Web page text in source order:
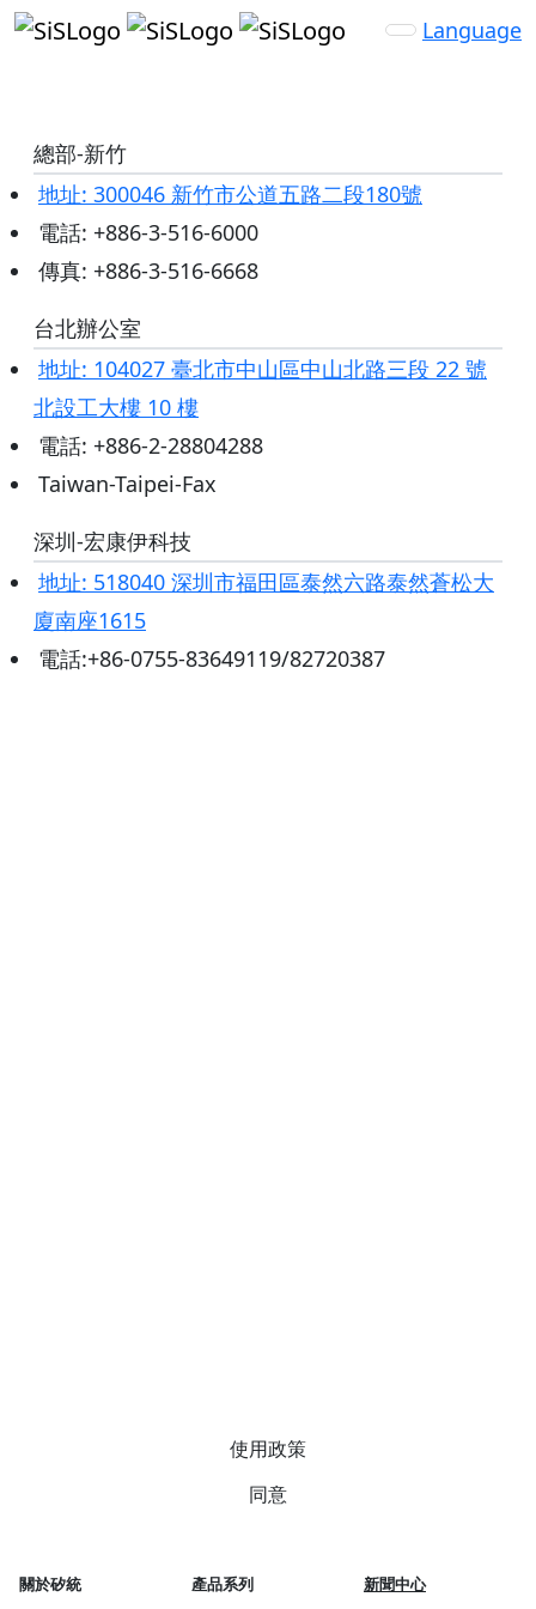
Language
總部-新竹
地址: 300046 新竹市公道五路二段180號
電話: +886-3-516-6000
傳真: +886-3-516-6668
台北辦公室
地址: 104027 臺北市中山區中山北路三段 22 號
北設工大樓 10 樓
電話: +886-2-28804288
Taiwan-Taipei-Fax
深圳-宏康伊科技
地址: 518040 深圳市福田區泰然六路泰然蒼松大
廈南座1615
電話:+86-0755-83649119/82720387
使用政策
同意
關於矽統 產品系列 新聞中心